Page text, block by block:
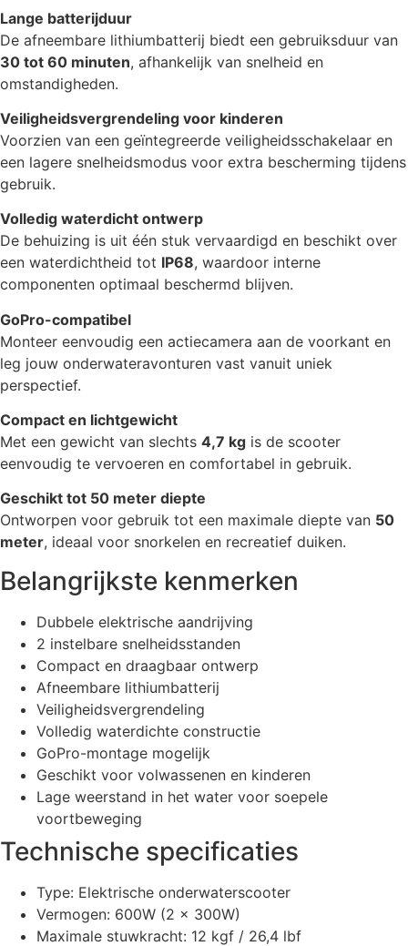
Lange batterijduur
De afneembare lithiumbatterij biedt een gebruiksduur van
30 tot 60 minuten, afhankelijk van snelheid en
omstandigheden.
Veiligheidsvergrendeling voor kinderen
Voorzien van een geïntegreerde veiligheidsschakelaar en
een lagere snelheidsmodus voor extra bescherming tijdens
gebruik.
Volledig waterdicht ontwerp
De behuizing is uit één stuk vervaardigd en beschikt over
een waterdichtheid tot IP68, waardoor interne
componenten optimaal beschermd blijven.
GoPro-compatibel
Monteer eenvoudig een actiecamera aan de voorkant en
leg jouw onderwateravonturen vast vanuit uniek
perspectief.
Compact en lichtgewicht
Met een gewicht van slechts 4,7 kg is de scooter
eenvoudig te vervoeren en comfortabel in gebruik.
Geschikt tot 50 meter diepte
Ontworpen voor gebruik tot een maximale diepte van 50
meter, ideaal voor snorkelen en recreatief duiken.
Belangrijkste kenmerken
Dubbele elektrische aandrijving
2 instelbare snelheidsstanden
Compact en draagbaar ontwerp
Afneembare lithiumbatterij
Veiligheidsvergrendeling
Volledig waterdichte constructie
GoPro-montage mogelijk
Geschikt voor volwassenen en kinderen
Lage weerstand in het water voor soepele
voortbeweging
Technische specificaties
Type: Elektrische onderwaterscooter
Vermogen: 600W (2 x 300W)
Maximale stuwkracht: 12 kgf / 26,4 lbf